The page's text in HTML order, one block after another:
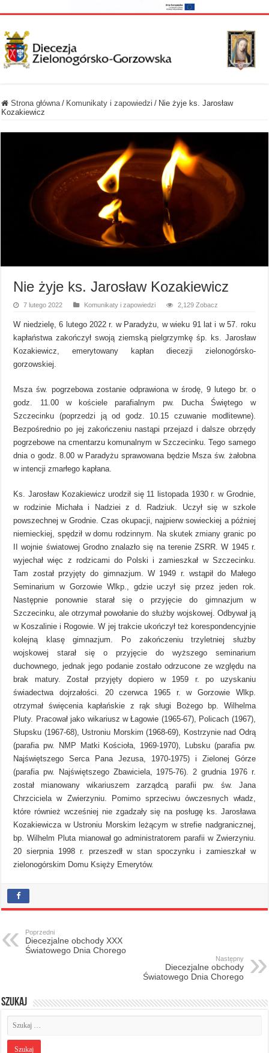
Strona główna / Komunikaty i zapowiedzi / Nie żyje ks. Jarosław
Kozakiewicz
Nie żyje ks. Jarosław Kozakiewicz
7 lutego 2022 Komunikaty i zapowiedzi 2,129 Zobacz
W niedzielę, 6 lutego 2022 r. w Paradyżu, w wieku 91 lat i w 57. roku
kapłaństwa zakończył swoją ziemską pielgrzymkę śp. ks. Jarosław
Kozakiewicz, emerytowany kapłan diecezji zielonogórsko-
gorzowskiej.
Msza św. pogrzebowa zostanie odprawiona w środę, 9 lutego br. o
godz. 11.00 w kościele parafialnym pw. Ducha Świętego w
Szczecinku (poprzedzi ją od godz. 10.15 czuwanie modlitewne).
Bezpośrednio po jej zakończeniu nastąpi przejazd i dalsze obrzędy
pogrzebowe na cmentarzu komunalnym w Szczecinku. Tego samego
dnia o godz. 8.00 w Paradyżu sprawowana będzie Msza św. żałobna
w intencji zmarłego kapłana.
Ks. Jarosław Kozakiewicz urodził się 11 listopada 1930 r. w Grodnie,
w rodzinie Michała i Nadziei z d. Radziuk. Uczył się w szkole
powszechnej w Grodnie. Czas okupacji, najpierw sowieckiej a później
niemieckiej, spędził w domu rodzinnym. Na skutek zmiany granic po
II wojnie światowej Grodno znalazło się na terenie ZSRR. W 1945 r.
wyjechał więc z rodzicami do Polski i zamieszkał w Szczecinku.
Tam został przyjęty do gimnazjum. W 1949 r. wstąpił do Małego
Seminarium w Gorzowie Wlkp., gdzie uczył się przez jeden rok.
Następnie ponownie starał się o przyjęcie do gimnazjum w
Szczecinku, ale otrzymał powołanie do służby wojskowej. Odbywał ją
w Koszalinie i Rogowie. W jej trakcie ukończył też korespondencyjnie
kolejną klasę gimnazjum. Po zakończeniu trzyletniej służby
wojskowej starał się o przyjęcie do wyższego seminarium
duchownego, jednak jego podanie zostało odrzucone ze względu na
brak matury. Został przyjęty dopiero w 1959 r. po uzyskaniu
świadectwa dojrzałości. 20 czerwca 1965 r. w Gorzowie Wlkp.
otrzymał święcenia kapłańskie z rąk sługi Bożego bp. Wilhelma
Pluty. Pracował jako wikariusz w Łagowie (1965-67), Policach (1967),
Słupsku (1967-68), Ustroniu Morskim (1968-69), Kostrzynie nad Odrą
(parafia pw. NMP Matki Kościoła, 1969-1970), Lubsku (parafia pw.
Najświętszego Serca Pana Jezusa, 1970-1975) i Zielonej Górze
(parafia pw. Najświętszego Zbawiciela, 1975-76). 2 grudnia 1976 r.
został mianowany wikariuszem zarządcą parafii pw. św. Jana
Chrzciciela w Zwierzyniu. Pomimo sprzeciwu ówczesnych władz,
które również wcześniej nie zgadzały się na posługę ks. Jarosława
Kozakiewicza w Ustroniu Morskim leżącym w strefie nadgranicznej,
bp. Wilhelm Pluta mianował go administratorem parafii w Zwierzyniu.
20 sierpnia 1998 r. przeszedł w stan spoczynku i zamieszkał w
zielonogórskim Domu Księży Emerytów.
Poprzedni
Diecezjalne obchody XXX
Światowego Dnia Chorego
Następny
Diecezjalne obchody
Światowego Dnia Chorego
Szukaj